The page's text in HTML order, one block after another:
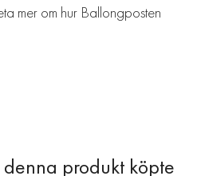
mer om hur Ballongposten